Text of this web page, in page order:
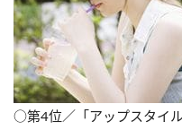
○第4位／「アップスタイ